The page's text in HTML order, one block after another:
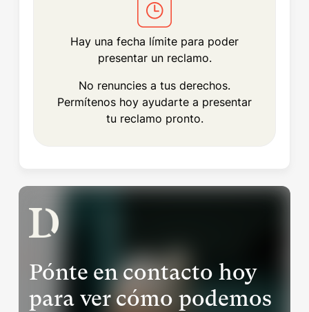
Hay una fecha límite para poder
presentar un reclamo.
No renuncies a tus derechos.
Permítenos hoy ayudarte a presentar
tu reclamo pronto.
Pónte en contacto hoy
para ver cómo podemos